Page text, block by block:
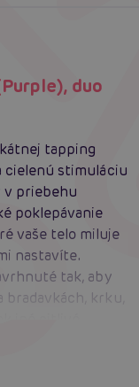
duo
tapping
cielenú stimuláciu
v priebehu
poklepávanie
vaše telo miluje
nastavíte.
tak, aby
krku,
alebo zapojíte